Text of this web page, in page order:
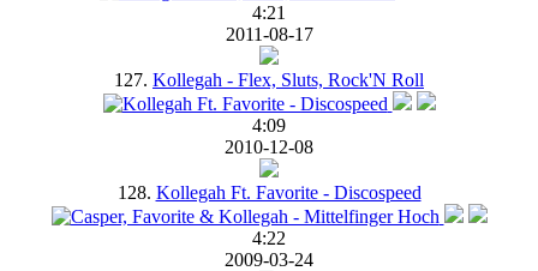
4:21
2011-08-17
127. Kollegah - Flex, Sluts, Rock'N Roll
4:09
2010-12-08
128. Kollegah Ft. Favorite - Discospeed
4:22
2009-03-24